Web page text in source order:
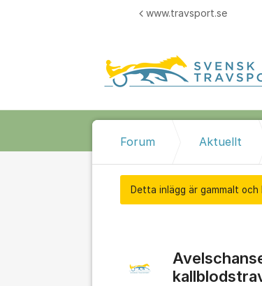
www.travsport.se
Forum Aktuellt
Detta inlägg är gammalt